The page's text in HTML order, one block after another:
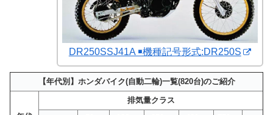
DR250SSJ41A ￭機種記号形式:DR250S
【年代別】ホンダバイク(自動二輪)一覧(820台)のご紹介
排気量クラス